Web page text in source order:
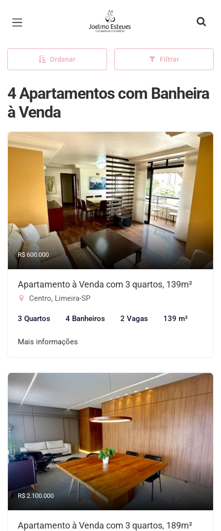
Página inicial
Ordenar Filtrar
4 Apartamentos com Banheira
à Venda
R$ 600.000
Apartamento à Venda com 3 quartos, 139m²
Centro, Limeira-SP
3 Quartos 4 Banheiros 2 Vagas 139 m²
Mais informações
R$ 2.100.000
Apartamento à Venda com 3 quartos, 189m²